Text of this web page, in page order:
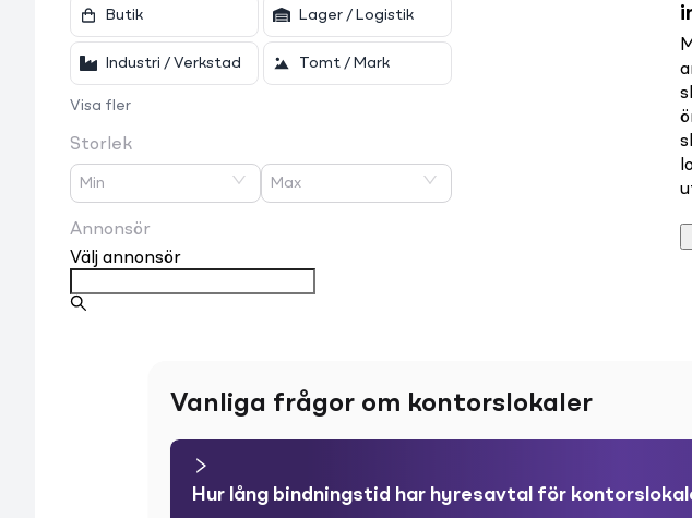
Butik Lager / Logistik
Industri / Verkstad Tomt / Mark
Visa fler
Storlek
Min Max
Annonsör
Välj annonsör
Vanliga frågor om kontorslokaler
Hur lång bindningstid har hyresavtal för